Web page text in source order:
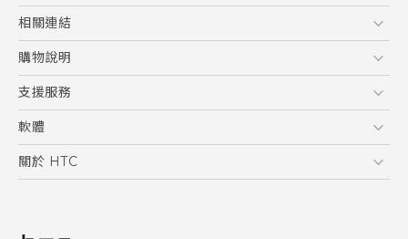
5G
智慧型手機
配件
相關連結
HTC Research
購物說明
購物須知
訂單管理
付款方式
支援服務
到府收送維修服務
服務中心資訊
客戶服務佈告欄
軟體
應用程式
關於 HTC